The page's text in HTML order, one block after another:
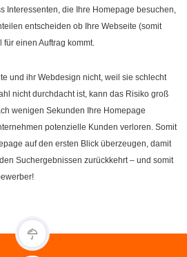
Interessenten, die Ihre Homepage besuchen,
entscheiden ob Ihre Webseite (somit
für einen Auftrag kommt.
und ihr Webdesign nicht, weil sie schlecht
nicht durchdacht ist, kann das Risiko groß
wenigen Sekunden Ihre Homepage
potenzielle Kunden verloren. Somit
auf den ersten Blick überzeugen, damit
Suchergebnissen zurückkehrt – und somit